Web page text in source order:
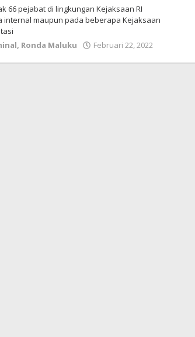
66 pejabat di lingkungan Kejaksaan RI
internal maupun pada beberapa Kejaksaan
, Ronda Maluku Februari 22, 2022